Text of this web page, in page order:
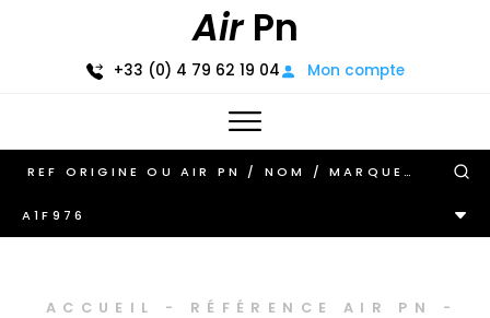
AirPn
+33 (0) 4 79 62 19 04 Mon compte
A1F976
ACCUEIL - RÉFÉRENCE AIR PN
-